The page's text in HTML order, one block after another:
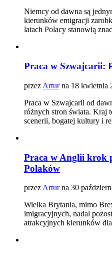
Niemcy od dawna są
kierunków emigracji
latach Polacy stanowią
Praca w Szwajcarii:
przez Arturna 18 kwietnia
Praca w Szwajcarii od
różnych stron świata. Kraj
scenerii, bogatej kultury i
Praca w Anglii krok
Polaków
przez Arturna 30
Wielka Brytania, mimo
imigracyjnych, nadal
atrakcyjnych kierunków